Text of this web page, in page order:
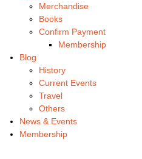
Merchandise
Books
Confirm Payment
Membership
Blog
History
Current Events
Travel
Others
News & Events
Membership